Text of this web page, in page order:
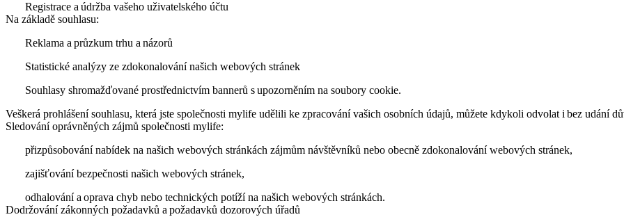
Registrace a údržba vašeho uživatelského účtu
Na základě souhlasu:
Reklama a průzkum trhu a názorů
Statistické analýzy ze zdokonalování našich webových stránek
Souhlasy shromažďované prostřednictvím bannerů s upozorněním na soubory cookie.
Veškerá prohlášení souhlasu, která jste společnosti mylife udělili ke zpracování vašich osobních údajů, můžete kdykoli odvolat i bez udání
Sledování oprávněných zájmů společnosti mylife:
přizpůsobování nabídek na našich webových stránkách zájmům návštěvníků nebo obecně zdokonalování webových stránek,
zajišťování bezpečnosti našich webových stránek,
odhalování a oprava chyb nebo technických potíží na našich webových stránkách.
Dodržování zákonných požadavků a požadavků dozorových úřadů